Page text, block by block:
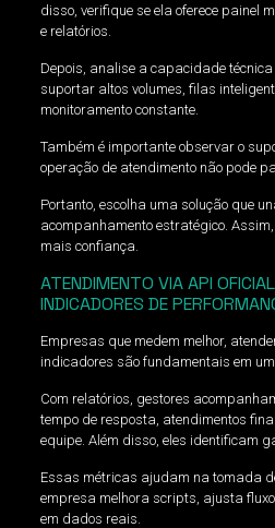
disso, verifique se ela oferece painel
e relatórios.
Depois, analise a capacidade
suportar altos volumes, filas
monitoramento constante.
Também é importante observar o
operação de atendimento não pode
Portanto, escolha uma solução que
acompanhamento estratégico.
mais confiança.
ATENDIMENTO VIA API
INDICADORES DE
Empresas que medem melhor,
indicadores são fundamentais em
Com relatórios, gestores
tempo de resposta, atendimentos
equipe. Além disso, eles identificam
Essas métricas ajudam na tomada
empresa melhora scripts, ajusta
em dados reais.